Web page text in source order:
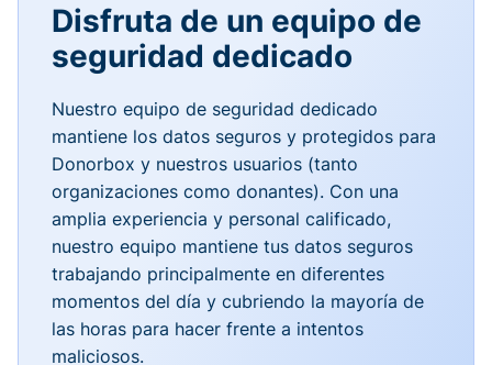
Disfruta de un equipo de
seguridad dedicado
Nuestro equipo de seguridad dedicado
mantiene los datos seguros y protegidos para
Donorbox y nuestros usuarios (tanto
organizaciones como donantes). Con una
amplia experiencia y personal calificado,
nuestro equipo mantiene tus datos seguros
trabajando principalmente en diferentes
momentos del día y cubriendo la mayoría de
las horas para hacer frente a intentos
maliciosos.